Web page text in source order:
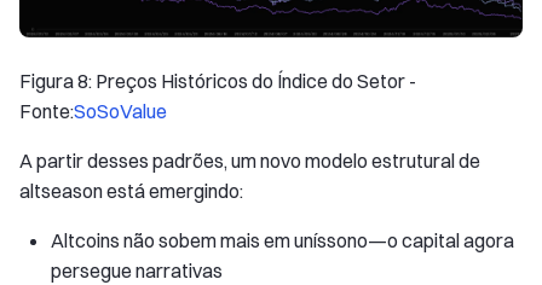
Figura 8: Preços Históricos do Índice do Setor -
Fonte:SoSoValue
A partir desses padrões, um novo modelo estrutural de
altseason está emergindo:
Altcoins não sobem mais em uníssono—o capital agora
persegue narrativas